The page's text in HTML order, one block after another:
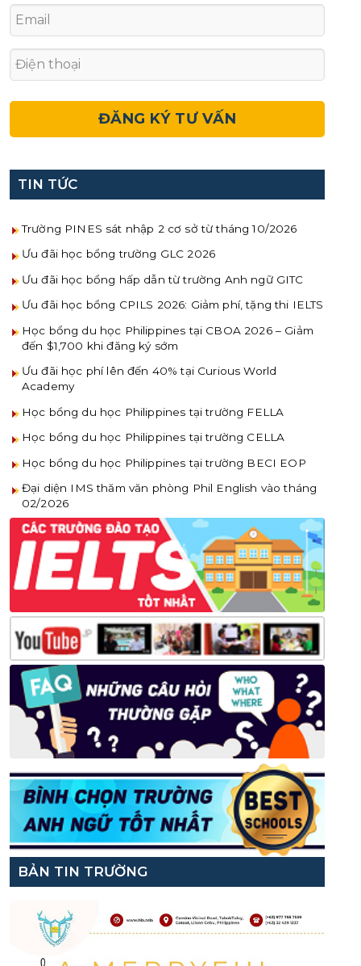
TIN TỨC
Trường PINES sát nhập 2 cơ sở từ tháng 10/2026
Ưu đãi học bổng trường GLC 2026
Ưu đãi học bổng hấp dẫn từ trường Anh ngữ GITC
Ưu đãi học bổng CPILS 2026: Giảm phí, tặng thi IELTS
Học bổng du học Philippines tại CBOA 2026 – Giảm
đến $1,700 khi đăng ký sớm
Ưu đãi học phí lên đến 40% tại Curious World
Academy
Học bổng du học Philippines tại trường FELLA
Học bổng du học Philippines tại trường CELLA
Học bổng du học Philippines tại trường BECI EOP
Đại diện IMS thăm văn phòng Phil English vào tháng
02/2026
BẢN TIN TRƯỜNG